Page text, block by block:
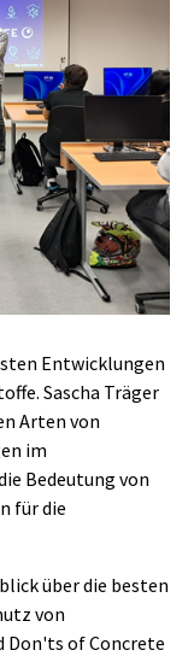
Entwicklungen
Sascha Träger
Arten von
im
Bedeutung von
für die
über die besten
von
Don'ts of Concrete